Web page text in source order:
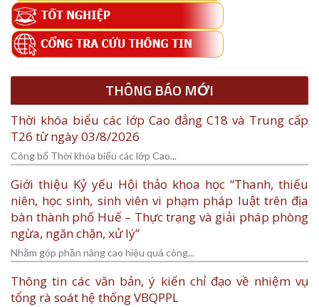
THÔNG BÁO MỚI
Thời khóa biểu các lớp Cao đẳng C18 và Trung cấp
T26 từ ngày 03/8/2026
Công bố Thời khóa biểu các lớp Cao...
Giới thiệu Kỷ yếu Hội thảo khoa học “Thanh, thiếu
niên, học sinh, sinh viên vi phạm pháp luật trên địa
bàn thành phố Huế – Thực trạng và giải pháp phòng
ngừa, ngăn chặn, xử lý”
Nhằm góp phần nâng cao hiệu quả công...
Thông tin các văn bản, ý kiến chỉ đạo về nhiệm vụ
tổng rà soát hệ thống VBQPPL